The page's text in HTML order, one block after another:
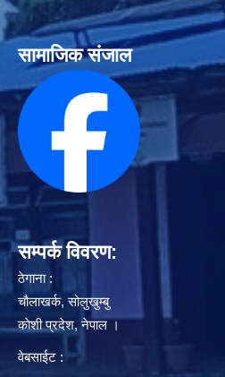
सामाजिक संजाल
सम्पर्क विवरण:
ठेगाना :
चौलाखर्क, सोलुखुम्बु
काेशी प्रदेश, नेपाल ।
वेबसाईट :